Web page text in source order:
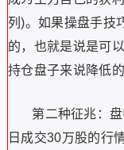
列)。如果操盘手技
的，也就是说是可
持仓盘子来说降低
第二种征兆：盘
日成交30万股的行